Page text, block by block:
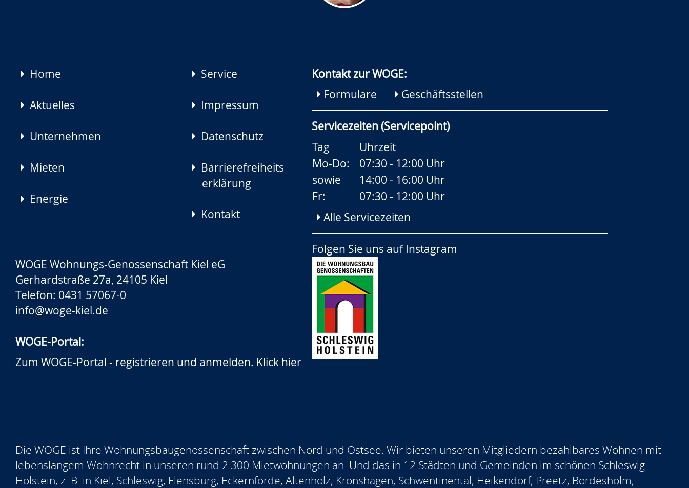
Navigation
Home
Aktuelles
Unternehmen
Mieten
Energie
Service
Impressum
Datenschutz
Barrierefreiheits
erklärung
Kontakt
Kontakt zur WOGE:
Formulare
Geschäftsstellen
Servicezeiten (Servicepoint)
Tag
Uhrzeit
Mo-Do:
07:30 - 12:00 Uhr
sowie
14:00 - 16:00 Uhr
Fr:
07:30 - 12:00 Uhr
Alle Servicezeiten
Folgen Sie uns auf Instagram
WOGE Wohnungs-Genossenschaft Kiel eG
Gerhardstraße 27a, 24105 Kiel
Telefon: 0431 57067-0
info@woge-kiel.de
WOGE-Portal:
Zum WOGE-Portal - registrieren und anmelden. Klick hier
Die WOGE ist Ihre Wohnungsbaugenossenschaft zwischen Nord und Ostsee. Wir bieten unseren Mitgliedern bezahlbares Wohnen mit
lebenslangem Wohnrecht in unseren rund 2.300 Mietwohnungen an. Und das in 12 Städten und Gemeinden im schönen Schleswig-
Holstein, z. B. in Kiel, Schleswig, Flensburg, Eckernförde, Altenholz, Kronshagen, Schwentinental, Heikendorf, Preetz, Bordesholm,